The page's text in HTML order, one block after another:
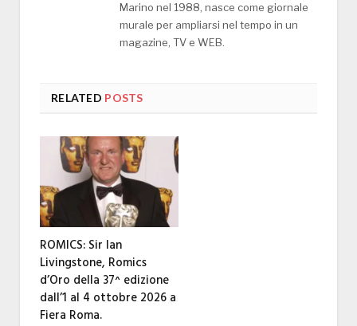
Marino nel 1988, nasce come giornale
murale per ampliarsi nel tempo in un
magazine, TV e WEB.
RELATED POSTS
ROMICS: Sir Ian
Livingstone, Romics
d’Oro della 37^ edizione
dall’1 al 4 ottobre 2026 a
Fiera Roma.